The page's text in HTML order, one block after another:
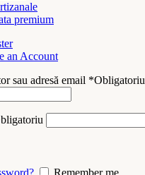
premium
an Account
sau adresă email *Obligatoriu
Remember me